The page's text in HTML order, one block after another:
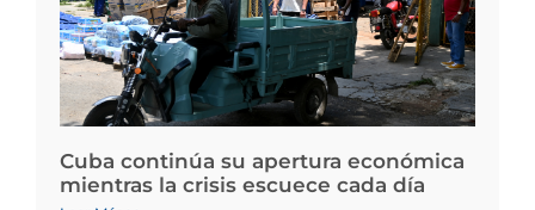
Cuba continúa su apertura económica
mientras la crisis escuece cada día